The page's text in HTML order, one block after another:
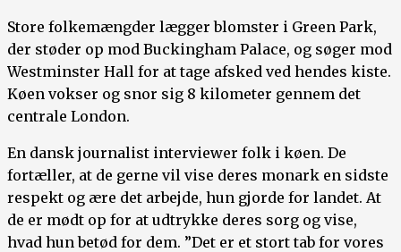
Store folkemængder lægger blomster i Green Park,
der støder op mod Buckingham Palace, og søger mod
Westminster Hall for at tage afsked ved hendes kiste.
Køen vokser og snor sig 8 kilometer gennem det
centrale London.
En dansk journalist interviewer folk i køen. De
fortæller, at de gerne vil vise deres monark en sidste
respekt og ære det arbejde, hun gjorde for landet. At
de er mødt op for at udtrykke deres sorg og vise,
hvad hun betød for dem. ”Det er et stort tab for vores